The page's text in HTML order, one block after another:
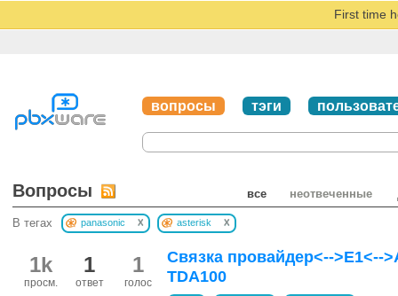
First time
вопросы тэги
все неотвеченные
Вопросы
В тегах panasonic x asterisk x
1
голос
1
ответ
1k
просм.
Связка провайдер<-->E1<--
TDA100